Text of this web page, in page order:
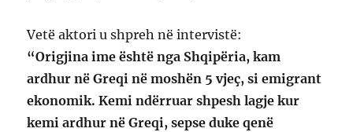
Vetë aktori u shpreh në intervistë:
“Origjina ime është nga Shqipëria, kam
ardhur në Greqi në moshën 5 vjeç, si emigrant
ekonomik. Kemi ndërruar shpesh lagje kur
kemi ardhur në Greqi, sepse duke qenë